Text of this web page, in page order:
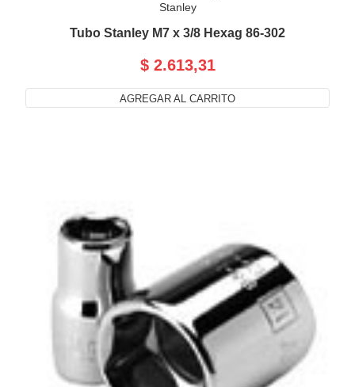
Stanley
Tubo Stanley M7 x 3/8 Hexag 86-302
$ 2.613,31
AGREGAR AL CARRITO